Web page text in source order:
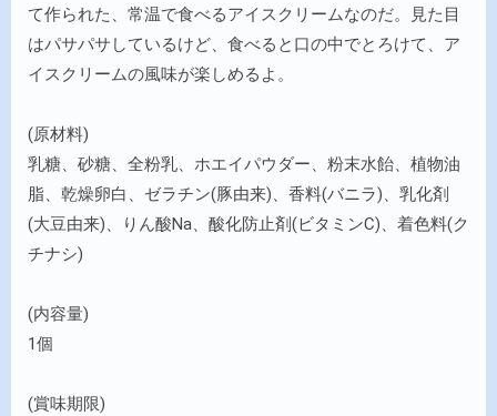
て作られた、常温で食べるアイスクリームなのだ。見た目
はパサパサしているけど、食べると口の中でとろけて、ア
イスクリームの風味が楽しめるよ。
(原材料)
乳糖、砂糖、全粉乳、ホエイパウダー、粉末水飴、植物油
脂、乾燥卵白、ゼラチン(豚由来)、香料(バニラ)、乳化剤
(大豆由来)、りん酸Na、酸化防止剤(ビタミンC)、着色料(ク
チナシ)
(内容量)
1個
(賞味期限)